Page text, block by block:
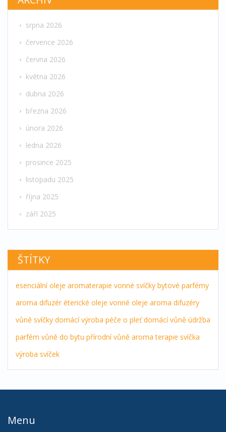
srpna 2026
července 2026
června 2026
května 2026
dubna 2026
března 2026
února 2026
ledna 2026
prosince 2025
listopadu 2025
října 2025
září 2025
ŠTÍTKY
esenciální oleje aromaterapie vonné svíčky bytové parfémy
aroma difuzér éterické oleje vonné oleje aroma difuzéry
vůně svíčky domácí výroba péče o pleť domácí vůně údržba
parfém vůně do bytu přírodní vůně aroma terapie svíčka
výroba svíček
Menu